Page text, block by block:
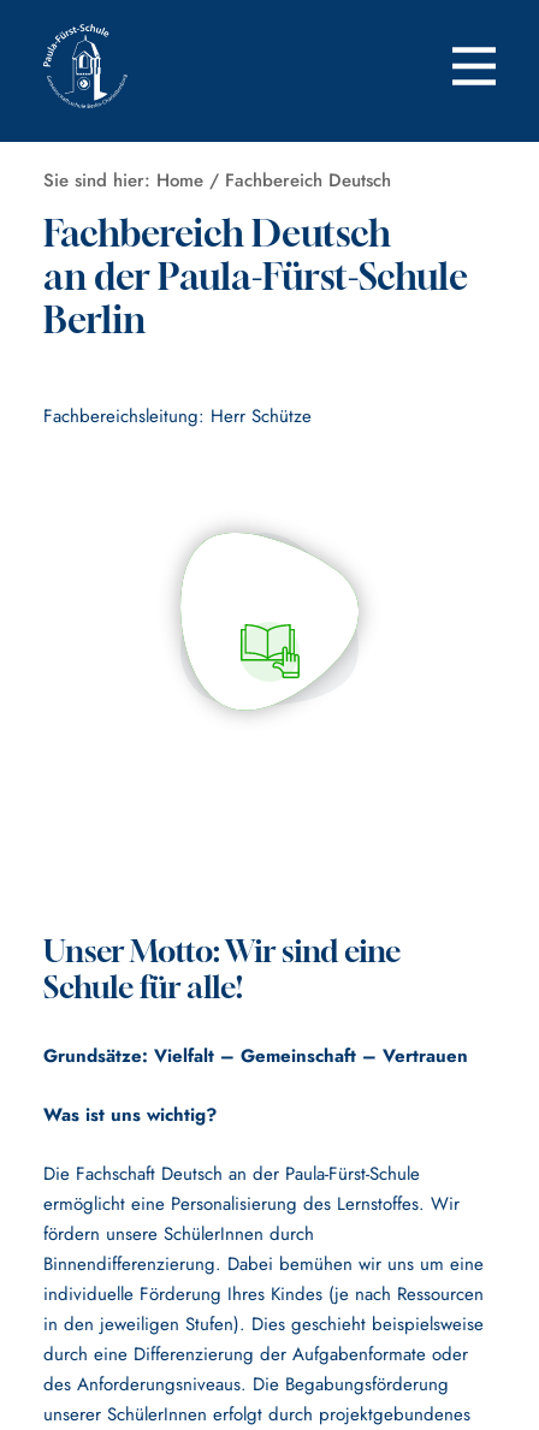
springen
Sie sind hier: Home / Fachbereich Deutsch
Fachbereich Deutsch
an der Paula-Fürst-Schule
Berlin
Fachbereichsleitung: Herr Schütze
Unser Motto: Wir sind eine
Schule für alle!
Grundsätze: Vielfalt – Gemeinschaft – Vertrauen
Was ist uns wichtig?
Die Fachschaft Deutsch an der Paula-Fürst-Schule
ermöglicht eine Personalisierung des Lernstoffes. Wir
fördern unsere SchülerInnen durch
Binnendifferenzierung. Dabei bemühen wir uns um eine
individuelle Förderung Ihres Kindes (je nach Ressourcen
in den jeweiligen Stufen). Dies geschieht beispielsweise
durch eine Differenzierung der Aufgabenformate oder
des Anforderungsniveaus. Die Begabungsförderung
unserer SchülerInnen erfolgt durch projektgebundenes